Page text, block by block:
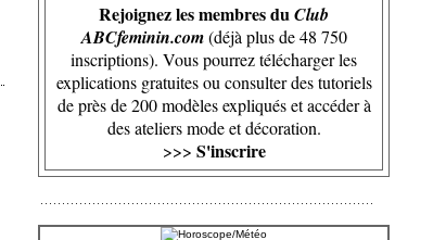
Rejoignez les membres duClub
ABCfeminin.com(déjà plus de 48 750
inscriptions). Vous pourrez télécharger les
explications gratuites ou consulter des tutoriels
de près de 200 modèles expliqués et accéder à
des ateliers mode et décoration.
>>> S'inscrire